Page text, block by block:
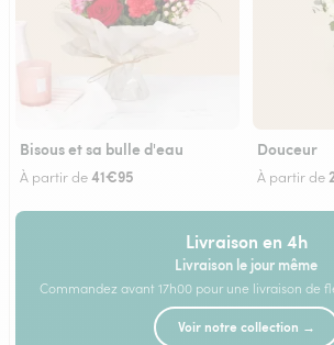
Bisous et sa bulle d'eau
À partir de41€95
Douceur
À partir de
Livraison en 4h
Livraison le jour même
Commandez avant 17h00 pour une livraison de
Voir notre collection →